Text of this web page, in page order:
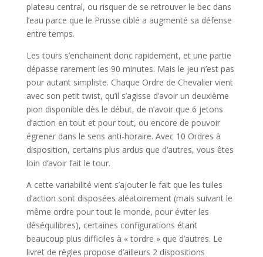
plateau central, ou risquer de se retrouver le bec dans
l’eau parce que le Prusse ciblé a augmenté sa défense
entre temps.
Les tours s’enchainent donc rapidement, et une partie
dépasse rarement les 90 minutes. Mais le jeu n’est pas
pour autant simpliste. Chaque Ordre de Chevalier vient
avec son petit twist, qu’il s’agisse d’avoir un deuxième
pion disponible dès le début, de n’avoir que 6 jetons
d’action en tout et pour tout, ou encore de pouvoir
égrener dans le sens anti-horaire. Avec 10 Ordres à
disposition, certains plus ardus que d’autres, vous êtes
loin d’avoir fait le tour.
A cette variabilité vient s’ajouter le fait que les tuiles
d’action sont disposées aléatoirement (mais suivant le
même ordre pour tout le monde, pour éviter les
déséquilibres), certaines configurations étant
beaucoup plus difficiles à « tordre » que d’autres. Le
livret de règles propose d’ailleurs 2 dispositions